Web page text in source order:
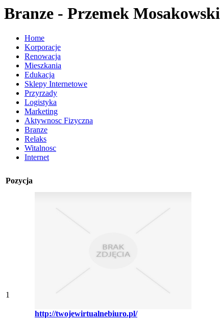
Branze - Przemek Mosakowski
Home
Korporacje
Renowacja
Mieszkania
Edukacja
Sklepy Internetowe
Przyrzady
Logistyka
Marketing
Aktywnosc Fizyczna
Branze
Relaks
Witalnosc
Internet
Pozycja
1
http://twojewirtualnebiuro.pl/